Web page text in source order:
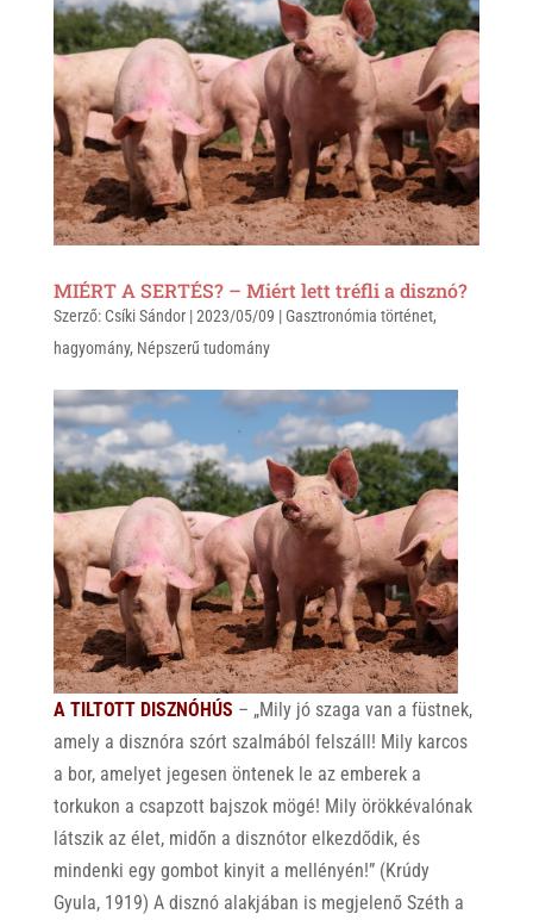
A
p
p
o
o
MIÉRT A SERTÉS? – Miért lett tréfli a disznó?
Szerző: Csíki Sándor|2023/05/09 |Gasztronómia történet,
hagyomány, Népszerű tudomány
A TILTOTT DISZNÓHÚS – „Mily jó szaga van a füstnek,
amely a disznóra szórt szalmából felszáll! Mily karcos
a bor, amelyet jegesen öntenek le az emberek a
torkukon a csapzott bajszok mögé! Mily örökkévalónak
látszik az élet, midőn a disznótor elkezdődik, és
mindenki egy gombot kinyit a mellényén!” (Krúdy
Gyula, 1919) A disznó alakjában is megjelenő Széth a